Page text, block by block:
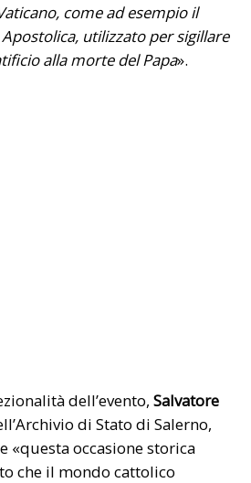
come ad esempio il
utilizzato per sigillare
alla morte del Papa».
dell’evento,Salvatore
di Stato di Salerno,
«questa occasione storica
che il mondo cattolico